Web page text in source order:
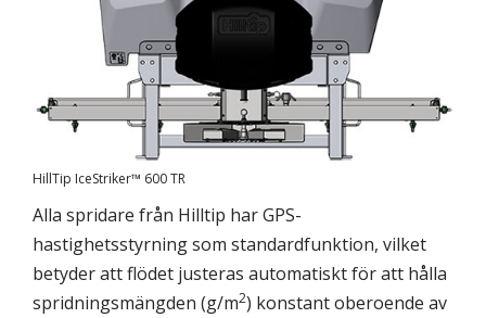
HillTip IceStriker™ 600 TR
Alla spridare från Hilltip har GPS-
hastighetsstyrning som standardfunktion, vilket
betyder att flödet justeras automatiskt för att hålla
spridningsmängden (g/m2) konstant oberoende av